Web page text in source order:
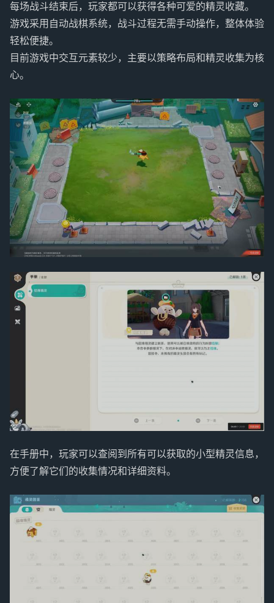
每场战斗结束后，玩家都可以获得各种可爱的精灵收藏。
游戏采用自动战棋系统，战斗过程无需手动操作，整体体验
轻松便捷。
目前游戏中交互元素较少，主要以策略布局和精灵收集为核
心。
在手册中，玩家可以查阅到所有可以获取的小型精灵信息，
方便了解它们的收集情况和详细资料。